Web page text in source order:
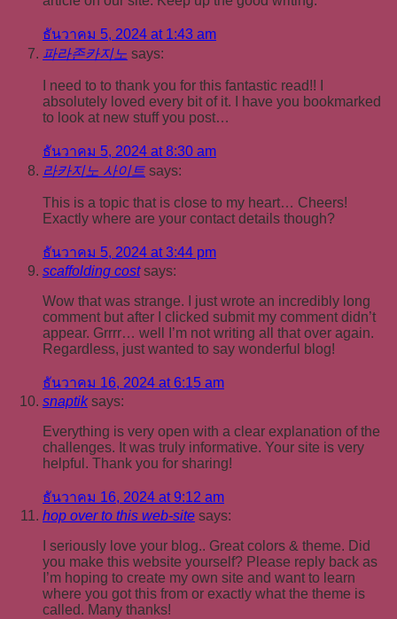
ธันวาคม 5, 2024 at 1:43 am
파라존카지노 says:
I need to to thank you for this fantastic read!! I
absolutely loved every bit of it. I have you bookmarked
to look at new stuff you post…
ธันวาคม 5, 2024 at 8:30 am
라카지노 사이트 says:
This is a topic that is close to my heart… Cheers!
Exactly where are your contact details though?
ธันวาคม 5, 2024 at 3:44 pm
scaffolding cost says:
Wow that was strange. I just wrote an incredibly long
comment but after I clicked submit my comment didn’t
appear. Grrrr… well I’m not writing all that over again.
Regardless, just wanted to say wonderful blog!
ธันวาคม 16, 2024 at 6:15 am
snaptik says:
Everything is very open with a clear explanation of the
challenges. It was truly informative. Your site is very
helpful. Thank you for sharing!
ธันวาคม 16, 2024 at 9:12 am
hop over to this web-site says:
I seriously love your blog.. Great colors & theme. Did
you make this website yourself? Please reply back as
I’m hoping to create my own site and want to learn
where you got this from or exactly what the theme is
called. Many thanks!